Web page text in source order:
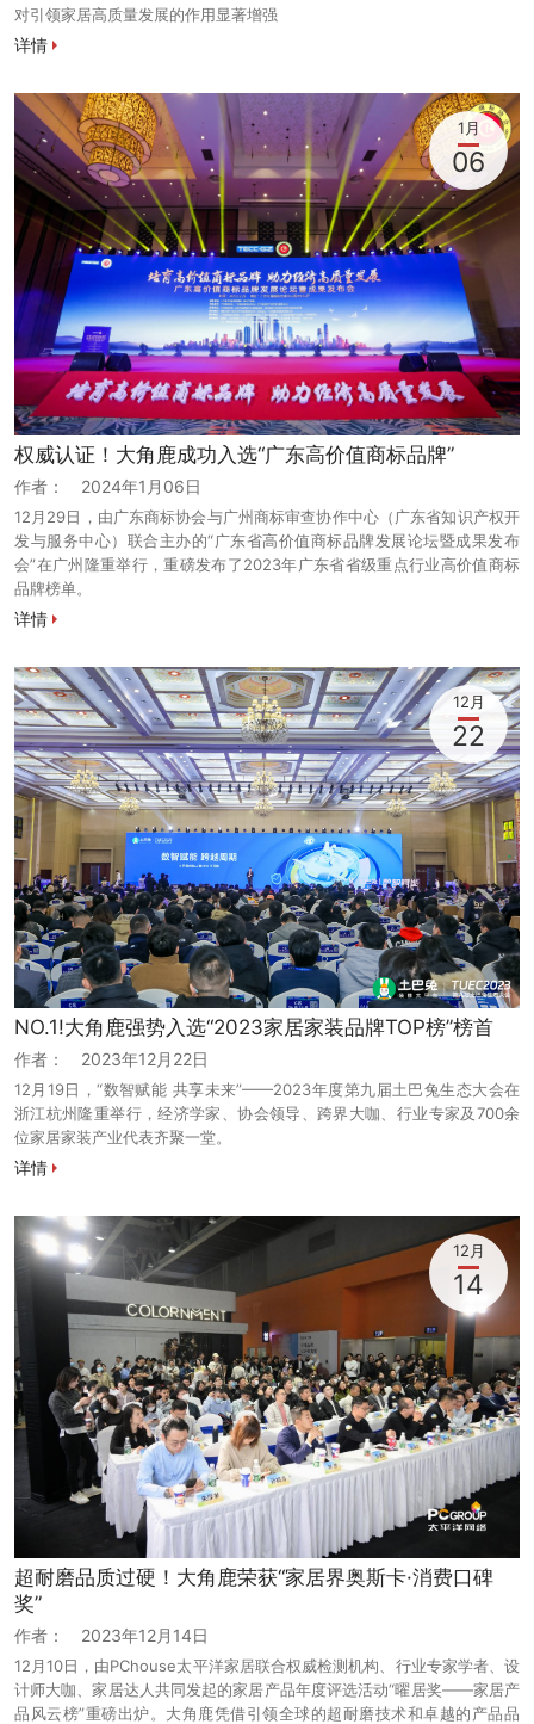
对引领家居高质量发展的作用显著增强
详情
权威认证！大角鹿成功入选“广东高价值商标品牌”
作者： 2024年1月06日
12月29日，由广东商标协会与广州商标审查协作中心（广东省知识产权开
发与服务中心）联合主办的“广东省高价值商标品牌发展论坛暨成果发布
会”在广州隆重举行，重磅发布了2023年广东省省级重点行业高价值商标
品牌榜单。
1月
06
详情
NO.1!大角鹿强势入选“2023家居家装品牌TOP榜”榜首
作者： 2023年12月22日
12月19日，“数智赋能 共享未来”——2023年度第九届土巴兔生态大会在
浙江杭州隆重举行，经济学家、协会领导、跨界大咖、行业专家及700余
位家居家装产业代表齐聚一堂。
12月
22
详情
超耐磨品质过硬！大角鹿荣获“家居界奥斯卡·消费口碑
奖”
作者： 2023年12月14日
12月10日，由PChouse太平洋家居联合权威检测机构、行业专家学者、设
计师大咖、家居达人共同发起的家居产品年度评选活动“曜居奖——家居产
品风云榜”重磅出炉。大角鹿凭借引领全球的超耐磨技术和卓越的产品品
12月
14